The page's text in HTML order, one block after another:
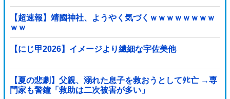
【超速報】靖國神社、ようやく気づくｗｗｗｗｗｗｗｗ
ｗｗ
【にじ甲2026】イメージより繊細な宇佐美他
【夏の悲劇】父親、溺れた息子を救おうとしてﾀﾋ亡 →専
門家も警鐘「救助は二次被害が多い」